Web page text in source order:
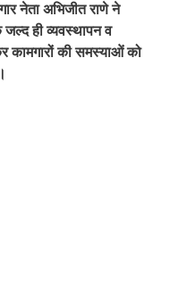
नेता अभिजीत राणे ने
ही व्यवस्थापन व
कामगारों की समस्याओं को